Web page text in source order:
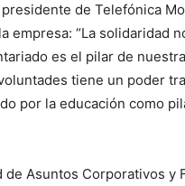
de Telefónica
empresa: “La solidaridad
es el pilar de
tiene un poder
por la educación como
de Asuntos Corporativos